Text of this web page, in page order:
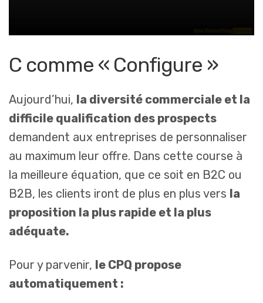
C comme « Configure »
Aujourd’hui, la diversité commerciale et la
difficile qualification des prospects
demandent aux entreprises de personnaliser
au maximum leur offre. Dans cette course à
la meilleure équation, que ce soit en B2C ou
B2B, les clients iront de plus en plus vers la
proposition la plus rapide et la plus
adéquate.
Pour y parvenir, le CPQ propose
automatiquement :